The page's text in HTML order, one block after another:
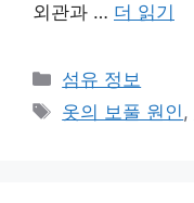
외관과 … 더 읽기
카
테
섬유 정보
태
옷의 보풀 원인,